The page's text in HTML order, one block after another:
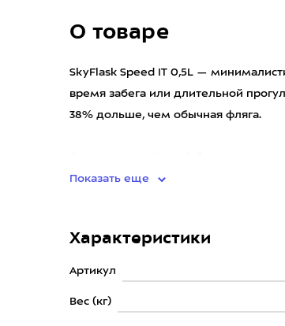
О товаре
SkyFlask Speed IT 0,5L —
время забега или длительной
38% дольше, чем обычная фляга.
Показать еще
Характеристики
Артикул
Вес (кг)